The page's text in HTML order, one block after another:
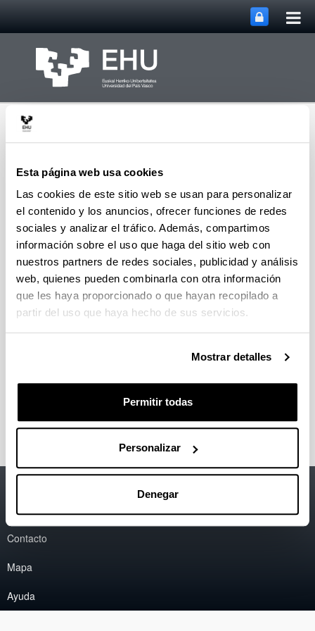
Esta página web usa cookies
Las cookies de este sitio web se usan para personalizar
el contenido y los anuncios, ofrecer funciones de redes
sociales y analizar el tráfico. Además, compartimos
información sobre el uso que haga del sitio web con
nuestros partners de redes sociales, publicidad y análisis
web, quienes pueden combinarla con otra información
que les haya proporcionado o que hayan recopilado a
partir del uso que haya hecho de sus servicios.
Mostrar detalles
Permitir todas
Personalizar
Denegar
Grupo de Investigación
SUPREN
MenúAbrir/cerrar
Rubén Seoane - Capítulos de
Libro (a partir del 2004)
María González-Alriols, Rubén Seoane, M. Mirari
10 años de evolución en la enseñanza
de la asignatura Bioenergíade la docencia clásica a
en Educación Superior, 2022; 152-157.
Accesibilidad
Información legal
Contacto
Mapa
Ayuda
EHU